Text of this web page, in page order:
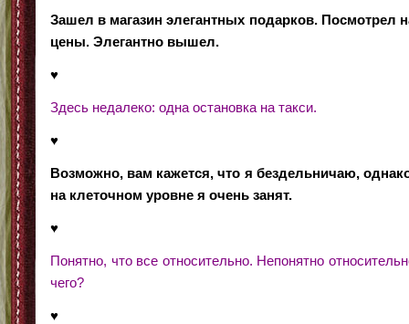
Зашел в магазин элегантных подарков. Посмотрел
цены. Элегантно вышел.
♥
Здесь недалеко: одна остановка на такси.
♥
Возможно, вам кажется, что я бездельничаю,
на клеточном уровне я очень занят.
♥
Понятно, что все относительно. Непонятно
чего?
♥